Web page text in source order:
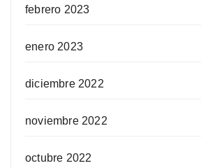
febrero 2023
enero 2023
diciembre 2022
noviembre 2022
octubre 2022